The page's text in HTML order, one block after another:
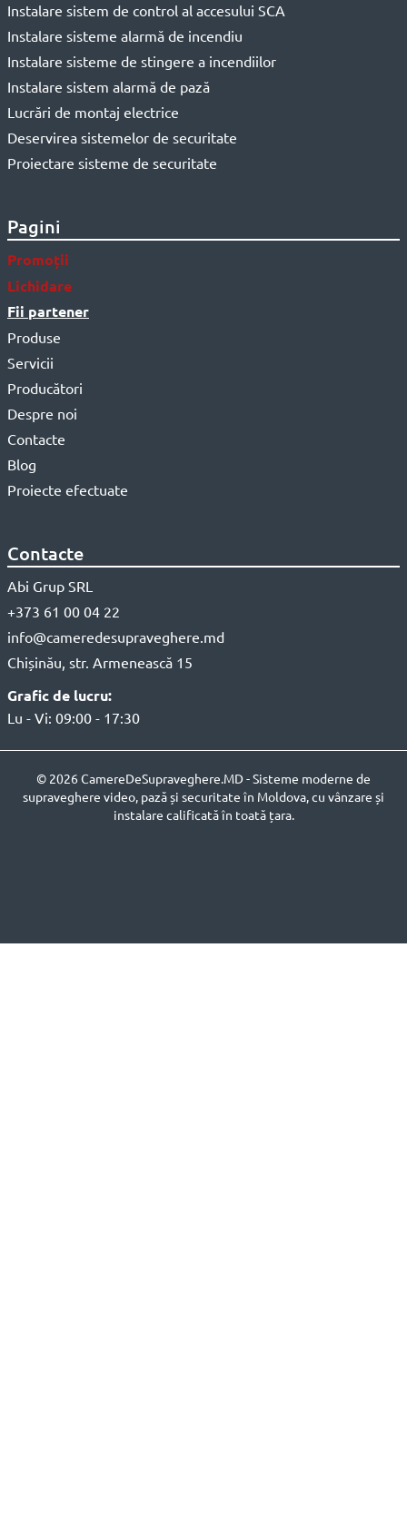
Instalare sistem de control al accesului SCA
Instalare sisteme alarmă de incendiu
Instalare sisteme de stingere a incendiilor
Instalare sistem alarmă de pază
Lucrări de montaj electrice
Deservirea sistemelor de securitate
Proiectare sisteme de securitate
Pagini
Promoții
Lichidare
Fii partener
Produse
Servicii
Producători
Despre noi
Contacte
Blog
Proiecte efectuate
Contacte
Abi Grup SRL
+373 61 00 04 22
info@cameredesupraveghere.md
Chișinău, str. Armenească 15
Grafic de lucru:
Lu - Vi: 09:00 - 17:30
© 2026 CamereDeSupraveghere.MD - Sisteme moderne de
supraveghere video, pază și securitate în Moldova, cu vânzare și
instalare calificată în toată țara.